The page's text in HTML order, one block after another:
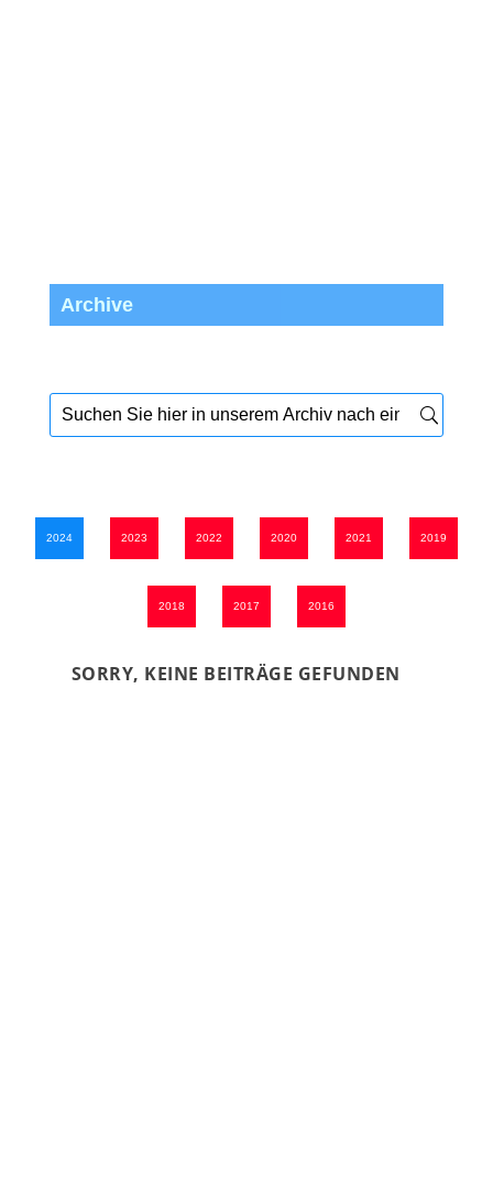
Archive
2024 2023 2022 2020 2021 2019
2018 2017 2016
SORRY, KEINE BEITRÄGE GEFUNDEN